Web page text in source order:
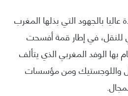
بالجهود التي بذلها المغرب
للنقل، في إطار قمة أفسحت
بها الوفد المغربي الذي يتألف
واللوجستيك ومن مؤسسات